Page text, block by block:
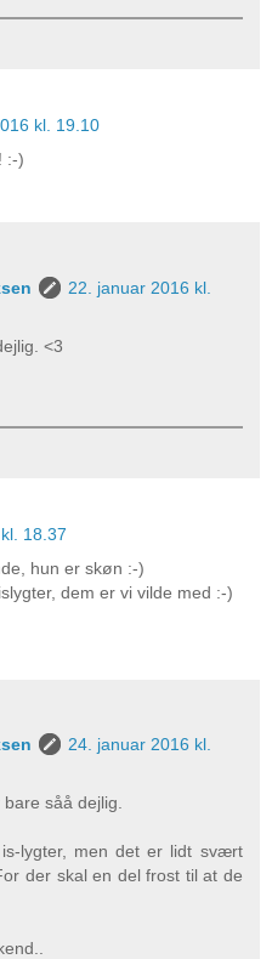
kl. 19.10
:-)
22. januar 2016 kl.
<3
18.37
hun er skøn :-)
dem er vi vilde med :-)
24. januar 2016 kl.
såå dejlig.
lygter, men det er lidt svært
der skal en del frost til at de